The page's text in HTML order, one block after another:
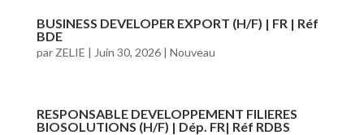
BUSINESS DEVELOPER EXPORT (H/F) | FR | Réf
BDE
par ZELIE | Juin 30, 2026| Nouveau
RESPONSABLE DEVELOPPEMENT FILIERES
BIOSOLUTIONS (H/F) | Dép. FR| Réf RDBS